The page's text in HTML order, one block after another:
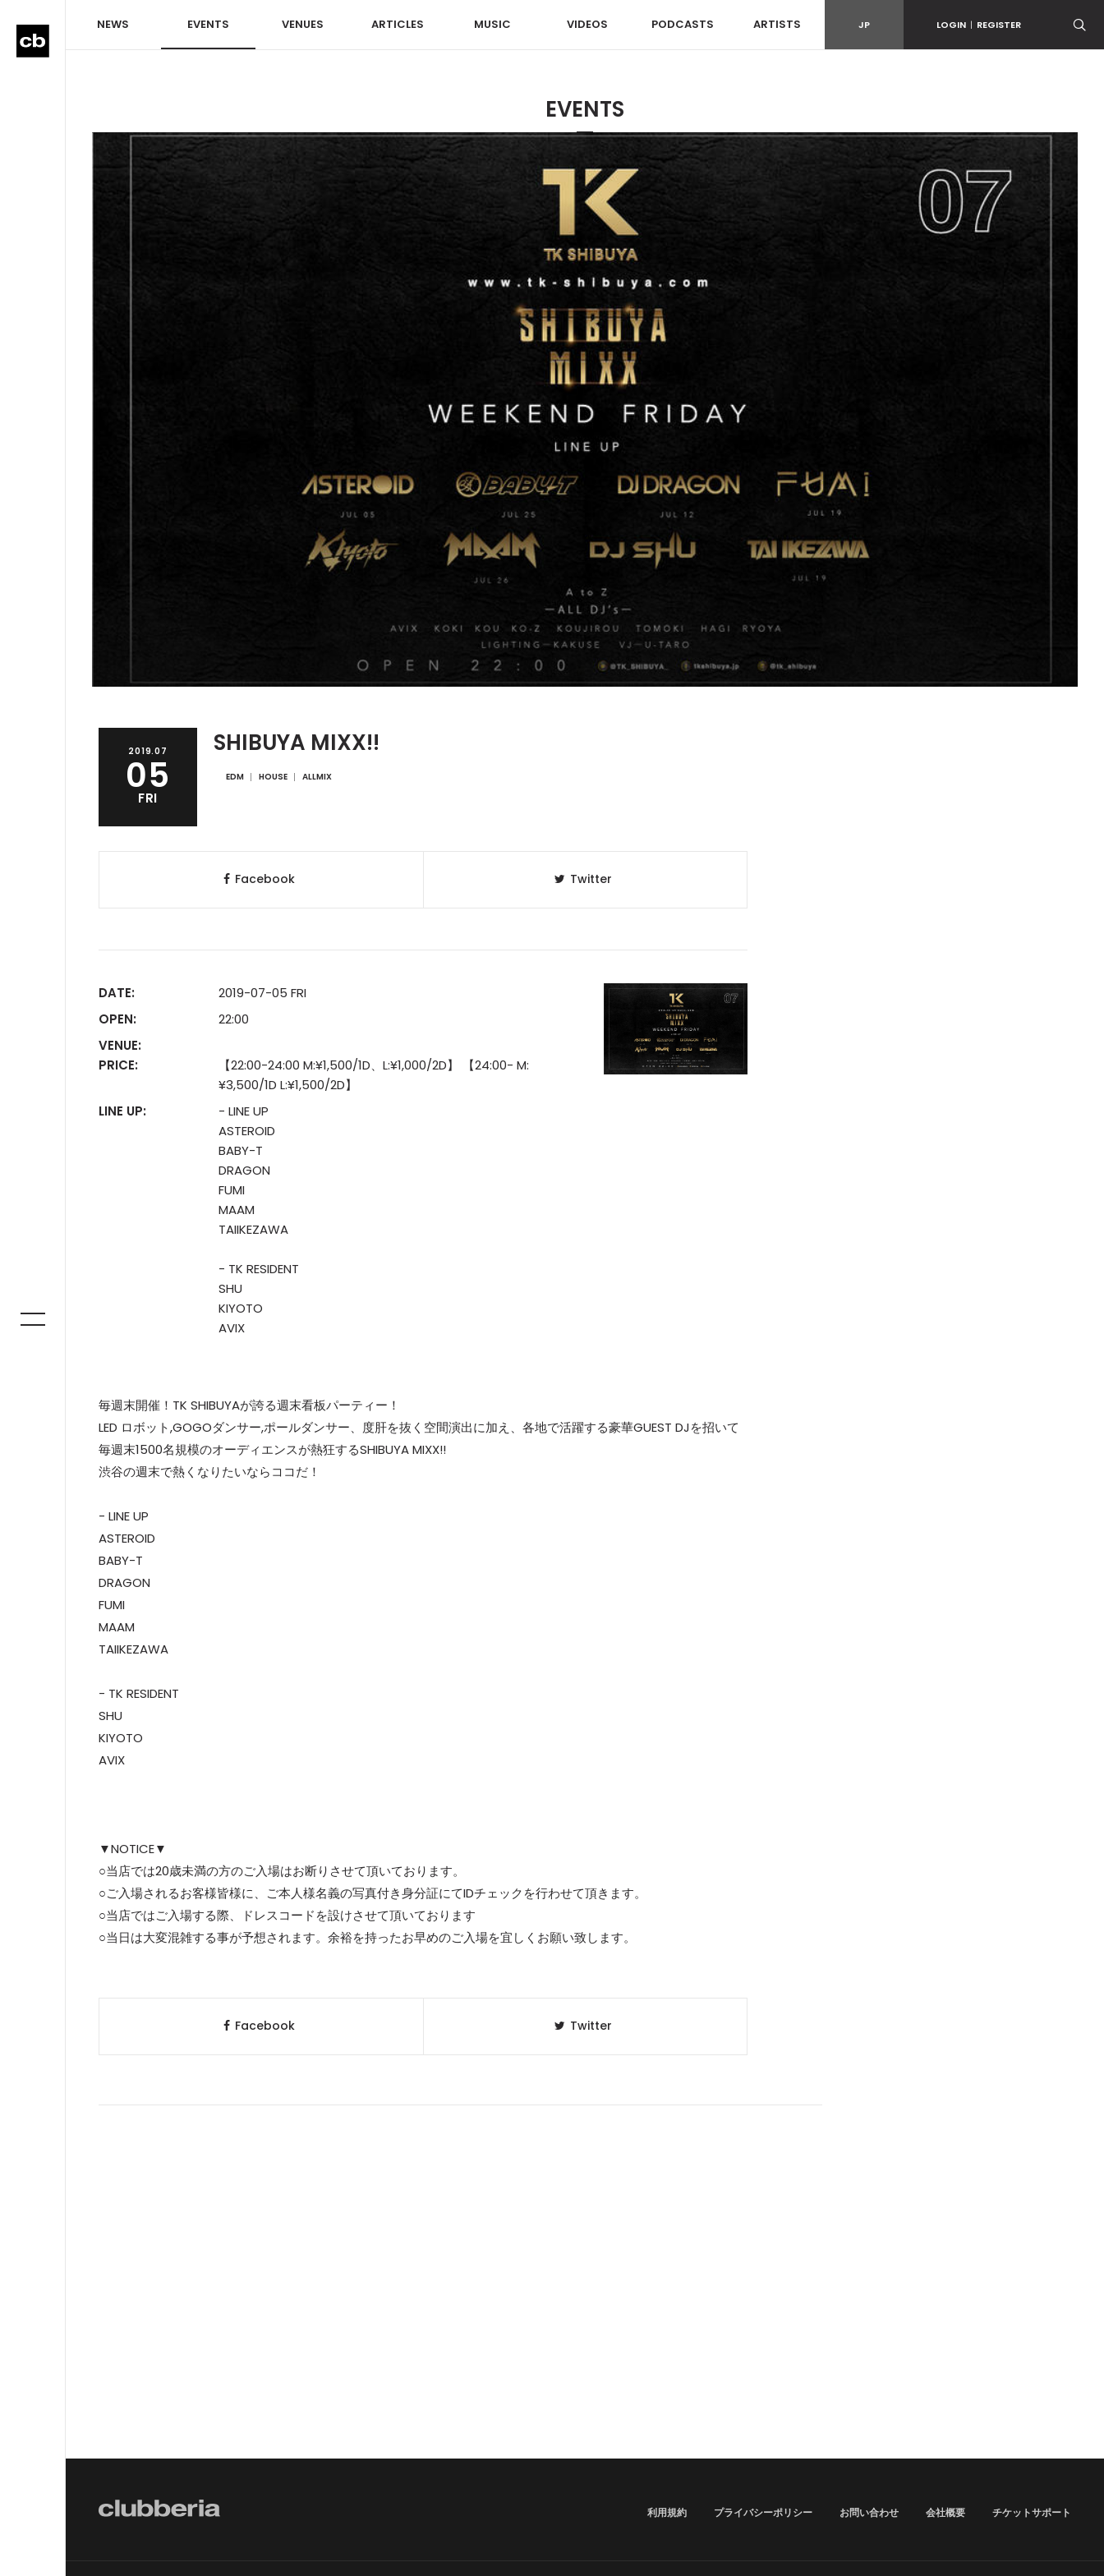
NEWS EVENTS VENUES ARTICLES MUSIC VIDEOS PODCASTS ARTISTS JP LOGIN | REGISTER
EVENTS
2019.07
05
FRI
SHIBUYA MIXX!!
EDM HOUSE ALLMIX
Facebook Twitter
DATE:
2019-07-05 FRI
OPEN:
22:00
VENUE:
PRICE:
【22:00-24:00 M:¥1,500/1D、L:¥1,000/2D】 【24:00- M:
¥3,500/1D L:¥1,500/2D】
LINE UP:
- LINE UP
ASTEROID
BABY-T
DRAGON
FUMI
MAAM
TAIIKEZAWA
- TK RESIDENT
SHU
KIYOTO
AVIX
毎週末開催！TK SHIBUYAが誇る週末看板パーティー！
LED ロボット,GOGOダンサー,ポールダンサー、度肝を抜く空間演出に加え、各地で活躍する豪華GUEST DJを招いて
毎週末1500名規模のオーディエンスが熱狂するSHIBUYA MIXX!!
渋谷の週末で熱くなりたいならココだ！
- LINE UP
ASTEROID
BABY-T
DRAGON
FUMI
MAAM
TAIIKEZAWA
- TK RESIDENT
SHU
KIYOTO
AVIX
▼NOTICE▼
○当店では20歳未満の方のご入場はお断りさせて頂いております。
○ご入場されるお客様皆様に、ご本人様名義の写真付き身分証にてIDチェックを行わせて頂きます。
○当店ではご入場する際、ドレスコードを設けさせて頂いております
○当日は大変混雑する事が予想されます。余裕を持ったお早めのご入場を宜しくお願い致します。
Facebook Twitter
利用規約 プライバシーポリシー お問い合わせ 会社概要 チケットサポート